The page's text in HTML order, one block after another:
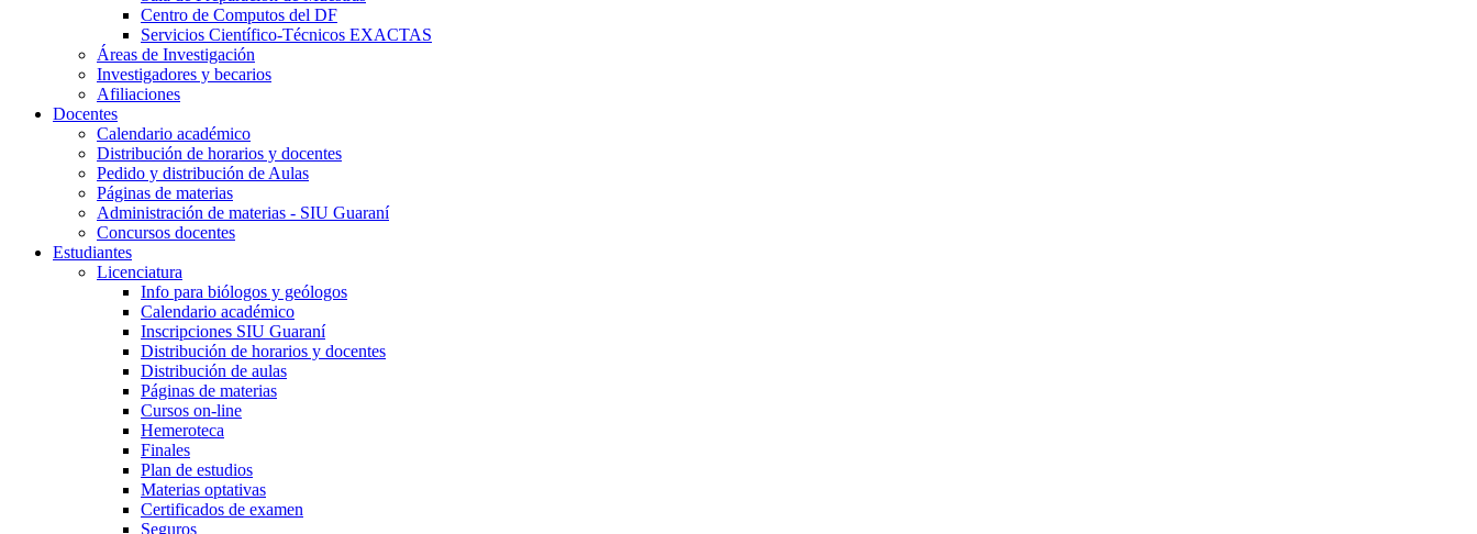
Centro de Computos del DF
Servicios Científico-Técnicos EXACTAS
Áreas de Investigación
Investigadores y becarios
Afiliaciones
Docentes
Calendario académico
Distribución de horarios y docentes
Pedido y distribución de Aulas
Páginas de materias
Administración de materias - SIU Guaraní
Concursos docentes
Estudiantes
Licenciatura
Info para biólogos y geólogos
Calendario académico
Inscripciones SIU Guaraní
Distribución de horarios y docentes
Distribución de aulas
Páginas de materias
Cursos on-line
Hemeroteca
Finales
Plan de estudios
Materias optativas
Certificados de examen
Seguros